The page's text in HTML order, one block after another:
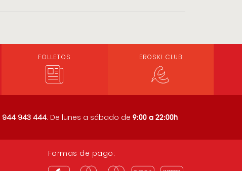
FOLLETOS EROSKI CLUB
944 943 444. De lunes a sábado de 9:00 a 22:00h
Formas de pago: